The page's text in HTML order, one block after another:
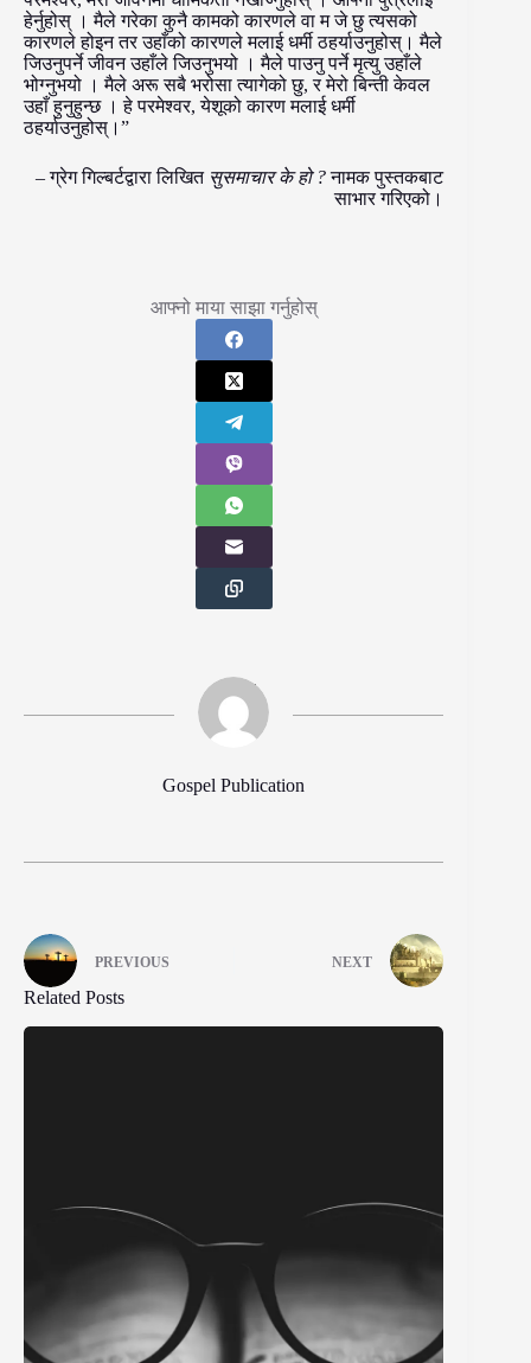
हेर्नुहोस् । मैले गरेका कुनै कामको कारणले वा म जे छु त्यसको
कारणले होइन तर उहाँको कारणले मलाई धर्मी ठहर्याउनुहोस्। मैले
जिउनुपर्ने जीवन उहाँले जिउनुभयो । मैले पाउनु पर्ने मृत्यु उहाँले
भोग्नुभयो । मैले अरू सबै भरोसा त्यागेको छु, र मेरो बिन्ती केवल
उहाँ हुनुहुन्छ । हे परमेश्वर, येशूको कारण मलाई धर्मी
ठहर्याउनुहोस्।”
– ग्रेग गिल्बर्टद्वारा लिखित सुसमाचार के हो ?नामक पुस्तकबाट
साभार गरिएको।
आफ्नो माया साझा गर्नुहोस्
Gospel Publication
PREVIOUS NEXT
Related Posts